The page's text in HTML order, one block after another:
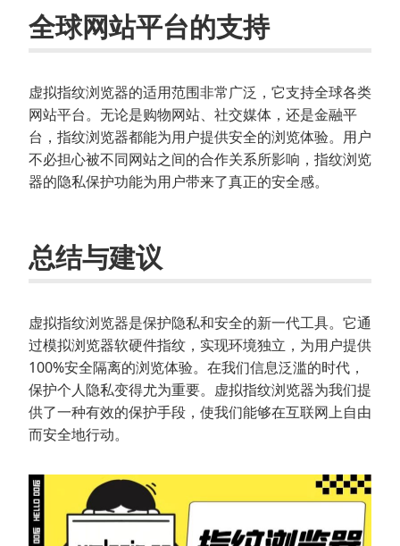
全球网站平台的支持
虚拟指纹浏览器的适用范围非常广泛，它支持全球各类
网站平台。无论是购物网站、社交媒体，还是金融平
台，指纹浏览器都能为用户提供安全的浏览体验。用户
不必担心被不同网站之间的合作关系所影响，指纹浏览
器的隐私保护功能为用户带来了真正的安全感。
总结与建议
虚拟指纹浏览器是保护隐私和安全的新一代工具。它通
过模拟浏览器软硬件指纹，实现环境独立，为用户提供
100%安全隔离的浏览体验。在我们信息泛滥的时代，
保护个人隐私变得尤为重要。虚拟指纹浏览器为我们提
供了一种有效的保护手段，使我们能够在互联网上自由
而安全地行动。